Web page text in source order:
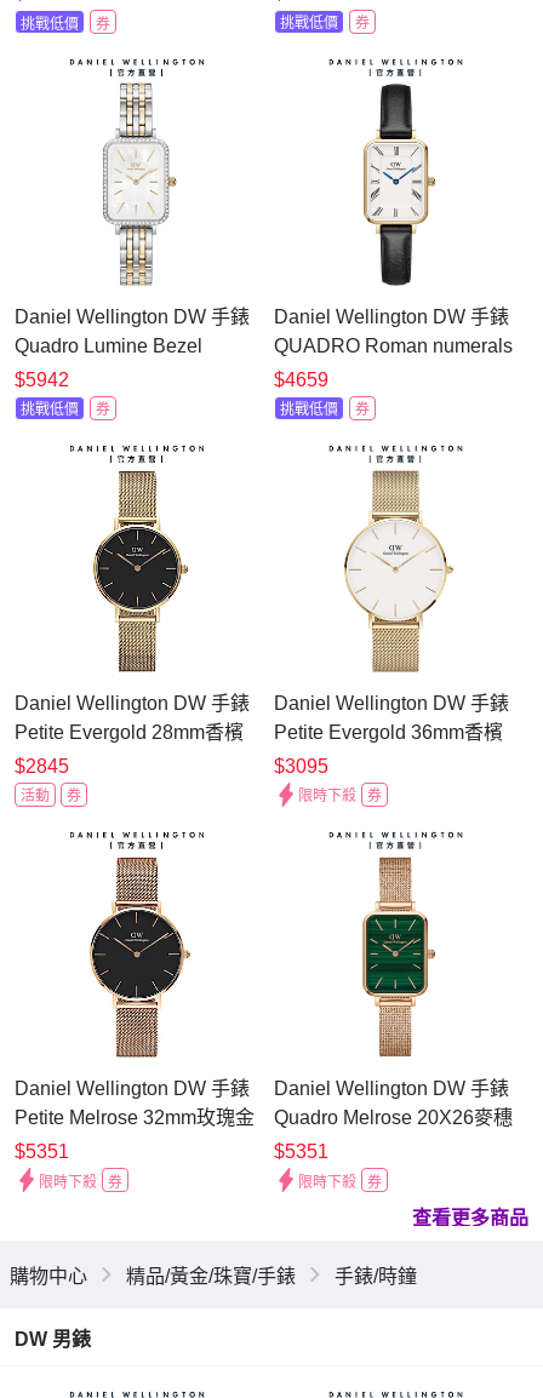
錶盤
挑戰低價 券 挑戰低價 券
Daniel Wellington DW 手錶
Quadro Lumine Bezel
28mm 星環珠寶式鎏金錶-兩
色任選(DW00100671)
$5942
挑戰低價 券
Daniel Wellington DW 手錶
QUADRO Roman numerals
20x26mm 小藍針系列寂靜
黑皮革小方錶(兩色任選)
$4659
挑戰低價 券
Daniel Wellington DW 手錶
Petite Evergold 28mm香檳
金米蘭金屬錶 DW00100349
$2845
活動 券
Daniel Wellington DW 手錶
Petite Evergold 36mm香檳
金米蘭金屬錶-白錶盤-香檳
金框 DW00100346
$3095
限時下殺 券
Daniel Wellington DW 手錶
Petite Melrose 32mm玫瑰金
米蘭金屬錶 DW00100161
$5351
限時下殺 券
Daniel Wellington DW 手錶
Quadro Melrose 20X26麥穗
式金屬編織小方錶 伯朗大道
綠 DW00100437
$5351
限時下殺 券
查看更多商品
購物中心 精品/黃金/珠寶/手錶 手錶/時鐘
DW 男錶